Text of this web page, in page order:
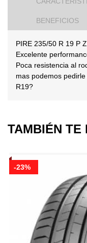
BENEFICIOS
PIRE 235/50 R 19 P
Excelente
Poca resistencia al
mas podemos
R19?
TAMBIÉN TE
-23%